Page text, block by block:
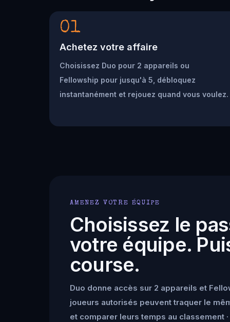
01
Achetez votre affaire
Choisissez Duo pour 2 appareils ou
Fellowship pour jusqu'à 5, débloquez
instantanément et rejouez quand vous voulez.
AMENEZ VOTRE ÉQUIPE
Choisissez le
votre équipe.
course.
Duo donne accès sur 2 appareils et
joueurs autorisés peuvent traquer le
et comparer leurs temps au classement